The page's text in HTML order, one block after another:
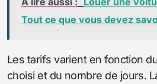
Tout ce que vous devez
Les tarifs varient en fonction
choisi et du nombre de jours.